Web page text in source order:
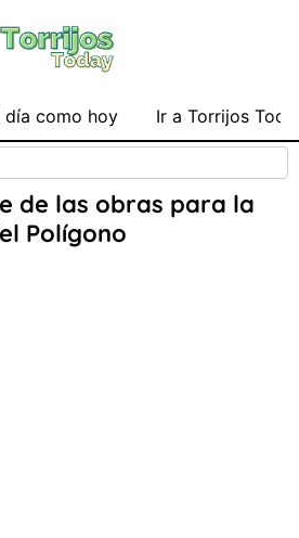
día como hoy Ir a Torrijos
de las obras para la
Polígono